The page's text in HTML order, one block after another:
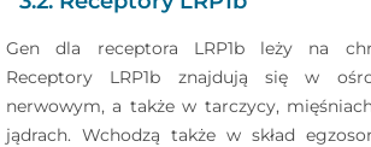
Gen dla receptora LRP1b leży na
Receptory LRP1b znajdują się w
nerwowym, a także w tarczycy,
jądrach. Wchodzą także w skład